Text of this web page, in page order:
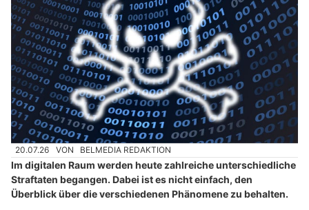
20.07.26 VON BELMEDIA REDAKTION
Im digitalen Raum werden heute zahlreiche unterschiedliche
Straftaten begangen. Dabei ist es nicht einfach, den
Überblick über die verschiedenen Phänomene zu behalten.